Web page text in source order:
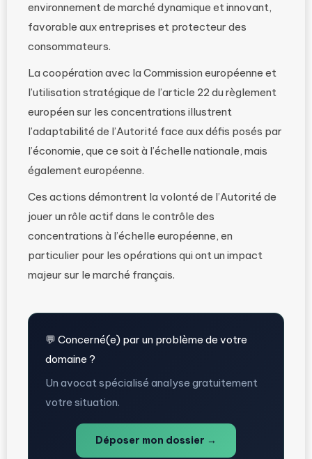
environnement de marché dynamique et innovant,
favorable aux entreprises et protecteur des
consommateurs.
La coopération avec la Commission européenne et
l’utilisation stratégique de l’article 22 du règlement
européen sur les concentrations illustrent
l’adaptabilité de l’Autorité face aux défis posés par
l’économie, que ce soit à l’échelle nationale, mais
également européenne.
Ces actions démontrent la volonté de l’Autorité de
jouer un rôle actif dans le contrôle des
concentrations à l’échelle européenne, en
particulier pour les opérations qui ont un impact
majeur sur le marché français.
💬 Concerné(e) par un problème de votre
domaine ?
Un avocat spécialisé analyse gratuitement
votre situation.
Déposer mon dossier →